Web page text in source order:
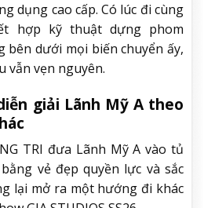
dụng cao cấp. Có lúc đi cùng
hợp kỹ thuật dựng phom
bên dưới mọi biến chuyển ấy,
vẫn vẹn nguyên.
giải Lãnh Mỹ A theo
TRI đưa Lãnh Mỹ A vào tủ
vẻ đẹp quyền lực và sắc
lại mở ra một hướng đi khác